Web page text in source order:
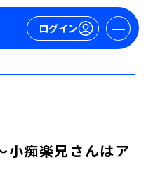
ログイン
小痴楽兄さんはア